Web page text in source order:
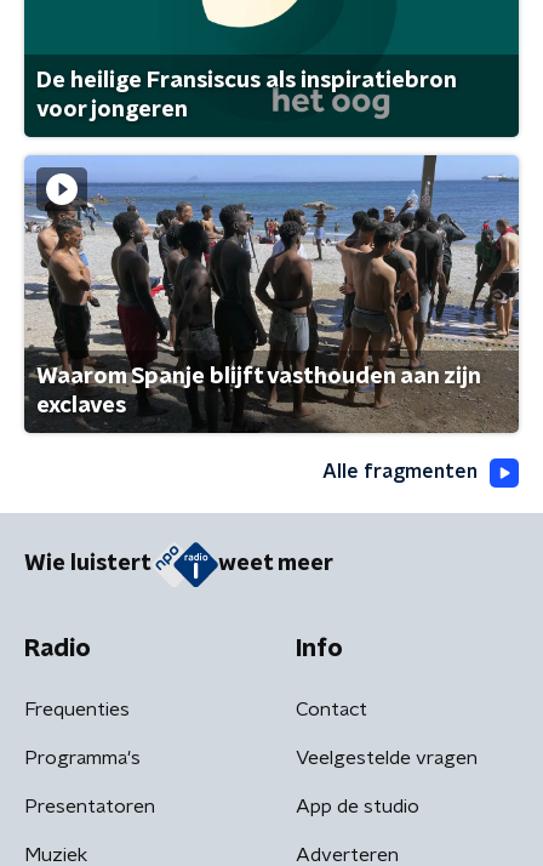
De heilige Fransiscus als inspiratiebron
voor jongeren
Waarom Spanje blijft vasthouden aan zijn
exclaves
Alle fragmenten
Wie luistert weet meer
Radio
Frequenties
Programma's
Presentatoren
Muziek
Info
Contact
Veelgestelde vragen
App de studio
Adverteren